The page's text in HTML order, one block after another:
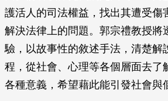
護活人的司法權益，找出其遭受傷
解決法律上的問題。郭宗禮教授將
驗，以故事性的敘述手法，清楚解
程，從社會、心理等各個層面去了
各種意義，希望藉此能引發社會與